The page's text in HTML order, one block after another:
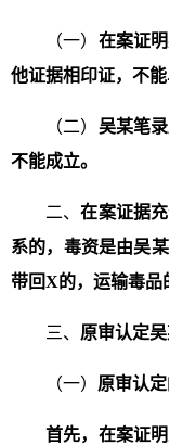
（一） 在案证
他证据相印证，不能
（二） 吴某笔
不能成立。
二、在案证据
系的，毒资是由吴
带回X的，运输毒
三、 原审认定
（一） 原审认
首先，在案证